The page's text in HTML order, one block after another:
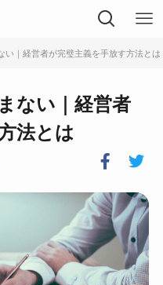
い｜経営者が完璧主義を手放す方法とは
ない｜経営者
法とは